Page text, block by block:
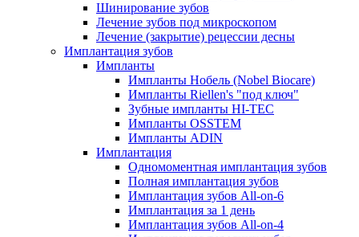
Шинирование зубов
Лечение зубов под микроскопом
Лечение (закрытие) рецессии десны
Имплантация зубов
Импланты
Импланты Нобель (Nobel Biocare)
Импланты Riellen's "под ключ"
Зубные импланты HI-TEC
Импланты OSSTEM
Импланты ADIN
Имплантация
Одномоментная имплантация зубов
Полная имплантация зубов
Имплантация зубов All-on-6
Имплантация за 1 день
Имплантация зубов All-on-4